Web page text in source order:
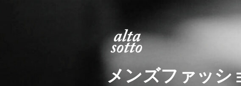
メンズファッシ